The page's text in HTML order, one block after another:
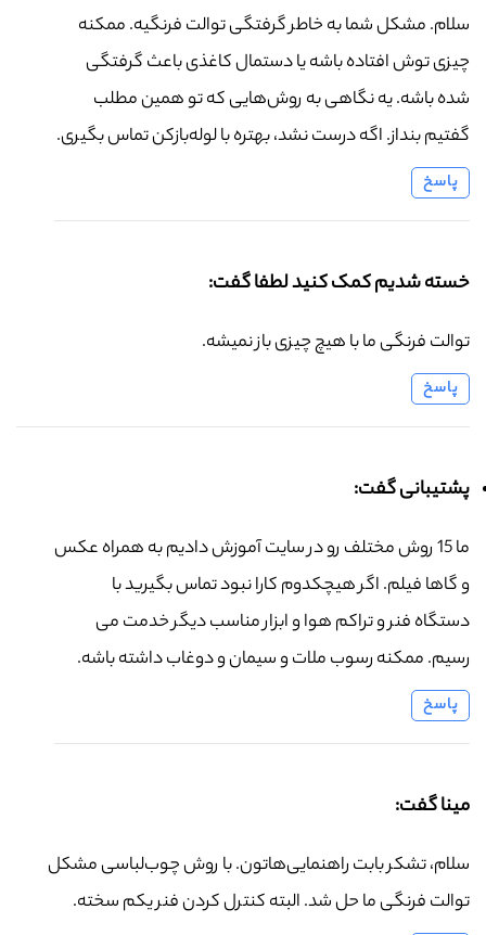
سلام. مشکل شما به خاطر گرفتگی توالت فرنگیه. ممکنه
چیزی توش افتاده باشه یا دستمال کاغذی باعث گرفتگی
شده باشه. یه نگاهی به روش‌هایی که تو همین مطلب
گفتیم بنداز. اگه درست نشد، بهتره با لوله‌بازکن تماس بگیری.
پاسخ
خسته شدیم کمک کنید لطفا گفت:
توالت فرنگی ما با هیچ چیزی باز نمیشه.
پاسخ
پشتیبانی گفت:
ما 15 روش مختلف رو در سایت آموزش دادیم به همراه عکس
و گاها فیلم. اگر هیچکدوم کارا نبود تماس بگیرید با
دستگاه فنر و تراکم هوا و ابزار مناسب دیگر خدمت می
رسیم. ممکنه رسوب ملات و سیمان و دوغاب داشته باشه.
پاسخ
مینا گفت:
سلام، تشکر بابت راهنمایی‌هاتون. با روش چوب‌لباسی مشکل
توالت فرنگی ما حل شد. البته کنترل کردن فنر یکم سخته.